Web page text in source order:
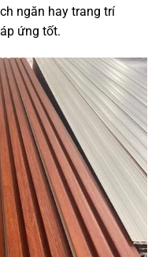
ngăn hay trang trí
ứng tốt.